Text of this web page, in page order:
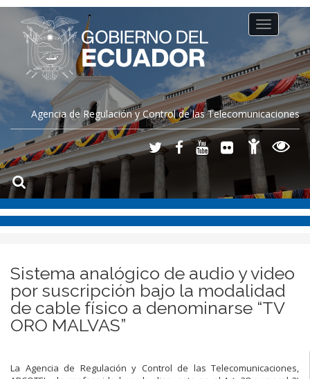
Agencia de Regulación y Control de las Telecomunicaciones
Toggle
navigation
Sistema analógico de audio y video
por suscripción bajo la modalidad
de cable físico a denominarse “TV
ORO MALVAS”
La Agencia de Regulación y Control de las Telecomunicaciones,